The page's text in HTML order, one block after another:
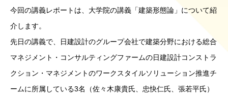
今回の講義レポートは、大学院の講義「建築形態論」について紹
介します。
先日の講義で、日建設計のグループ会社で建築分野における総合
マネジメント・コンサルティングファームの日建設計コンストラ
クション・マネジメントのワークスタイルソリューション推進チ
ームに所属している3名（佐々木康貴氏、忠快仁氏、張若平氏）